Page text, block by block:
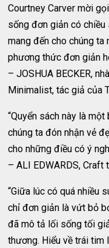
Courtney Carver mời
sống đơn giản có
mang đến cho chúng
phương thức đơn giản
– JOSHUA BECKER,
Minimalist, tác giả của
“Quyển sách này là
chúng ta đón nhận vẻ
cho những điều có ý
– ALI EDWARDS, Craft
“Giữa lúc có quá nhiều
chỉ đơn giản là vứt bỏ
đã mô tả lối sống tối
thương. Hiểu về trái tim